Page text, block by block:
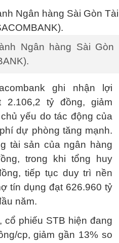
Ngân hàng Sài Gòn
ghi nhận lợi
2.106,2 tỷ đồng, giảm
yếu do tác động của
dự phòng tăng mạnh.
tài sản của ngân hàng
trong khi tổng huy
tiếp tục duy trì nền
tín dụng đạt 626.960 tỷ
năm.
cổ phiếu STB hiện đang
cp, giảm gần 13% so